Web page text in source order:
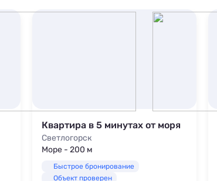
Квартира в 5 минутах от моря
Светлогорск
Море - 200 м
Быстрое бронирование
Объект проверен